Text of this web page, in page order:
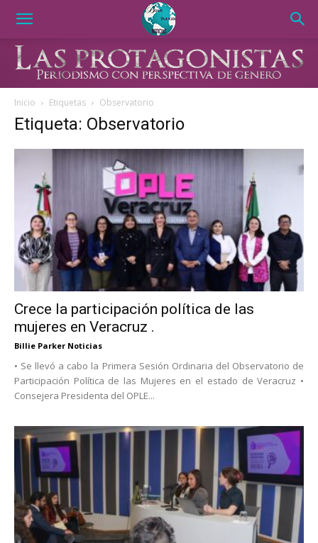
Inicio Etiquetas Observatorio
Etiqueta: Observatorio
Crece la participación política de las
mujeres en Veracruz .
Billie Parker Noticias
• Se llevó a cabo la Primera Sesión Ordinaria del Observatorio de
Participación Política de las Mujeres en el estado de Veracruz •
Consejera Presidenta del OPLE...